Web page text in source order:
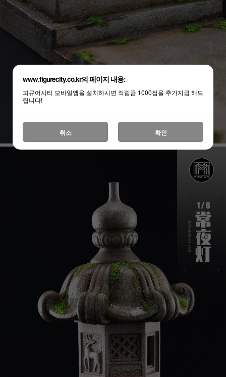
www.figurecity.co.kr의 페이지 내용:
피규어시티 모바일앱을 설치하시면 적립금 1000점을 추가지급 해드
립니다!
취소 확인